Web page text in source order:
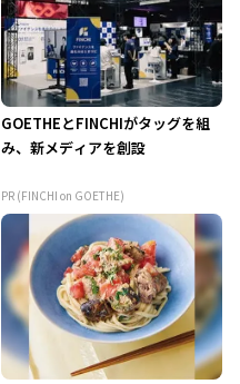
GOETHEとFINCHIがタッグを組
み、新メディアを創設
PR (FINCHI on GOETHE)